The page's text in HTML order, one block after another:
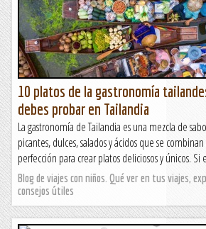
10 platos de la gastronomía
debes probar en Tailandia
La gastronomía de Tailandia es una mezcla de
picantes, dulces, salados y ácidos que se combinan
perfección para crear platos deliciosos y únicos. Si
Blog de viajes con niños. Qué ver en tus viajes,
consejos útiles